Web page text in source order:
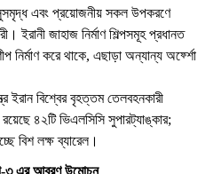
এবং প্রয়োজনীয় সকল উপকরণে
ইরানী জাহাজ নির্মাণ শিল্পসমূহ প্রধানত
নির্মাণ করে থাকে, এছাড়া অন্যান্য অর্ফ্শো
ইরান বিশ্বের বৃহত্তম তেলবহনকারী
৪২টি ভিএলসিসি সুপারট্যাঙ্কার;
বিশ লক্ষ ব্যারেল।
৩ এর আবরণ উন্মোচন